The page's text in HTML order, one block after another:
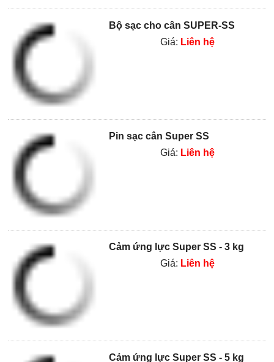
Bộ sạc cho cân SUPER-SS
Giá: Liên hệ
Pin sạc cân Super SS
Giá: Liên hệ
Cảm ứng lực Super SS - 3 kg
Giá: Liên hệ
Cảm ứng lực Super SS - 5 kg